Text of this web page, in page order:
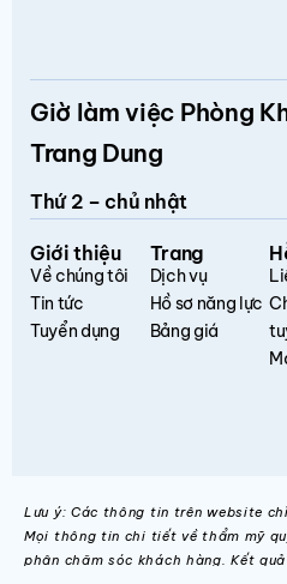
Giờ làm việc Phòng
Trang Dung
Thứ 2 – chủ nhật
Giới thiệu
Về chúng tôi
Tin tức
Tuyển dụng
Trang
Dịch vụ
Hồ sơ năng lực
Bảng giá
Lưu ý: Các thông tin trên website
Mọi thông tin chi tiết về thẩm mỹ
phận chăm sóc khách hàng. Kết